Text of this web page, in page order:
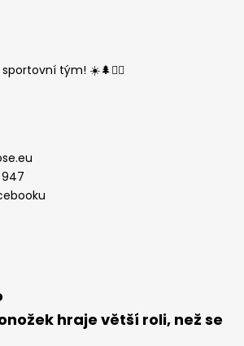
tým! ☀️🌲🏃‍♂️
hraje větší roli, než se